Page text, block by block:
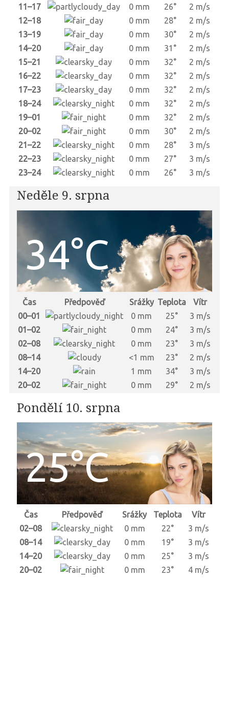
11–17 0 mm 26°
2 m/s
12–18
0 mm 28°
2 m/s
13–19
0 mm 30°
2 m/s
14–20
0 mm 31°
2 m/s
15–21
0 mm 32°
2 m/s
16–22
0 mm 32°
2 m/s
17–23
0 mm 32°
2 m/s
18–24
0 mm 32°
2 m/s
19–01
0 mm 32°
2 m/s
20–02
0 mm 30°
2 m/s
21–22
0 mm 28°
3 m/s
22–23
0 mm 27°
3 m/s
23–24
0 mm 26° 3 m/s
Neděle 9. srpna
34°C
Čas Předpověď Srážky Teplota
Vítr
00–01
0 mm 25°
3 m/s
01–02
0 mm 24°
3 m/s
02–08
0 mm 23°
3 m/s
08–14
<1 mm 23°
2 m/s
14–20
1 mm 34°
3 m/s
20–02
0 mm 29° 2 m/s
Pondělí 10. srpna
25°C
Čas Předpověď Srážky Teplota
Vítr
02–08
0 mm 22°
3 m/s
08–14
0 mm 19°
3 m/s
14–20
0 mm 25°
3 m/s
20–02
0 mm 23° 4 m/s